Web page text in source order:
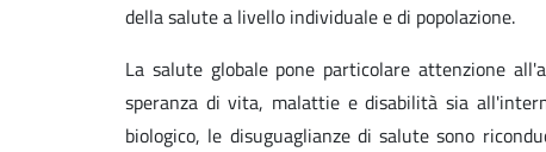
della salute a livello individuale e di popolazione.
La salute globale pone particolare attenzione
speranza di vita, malattie e disabilità sia
biologico, le disuguaglianze di salute sono